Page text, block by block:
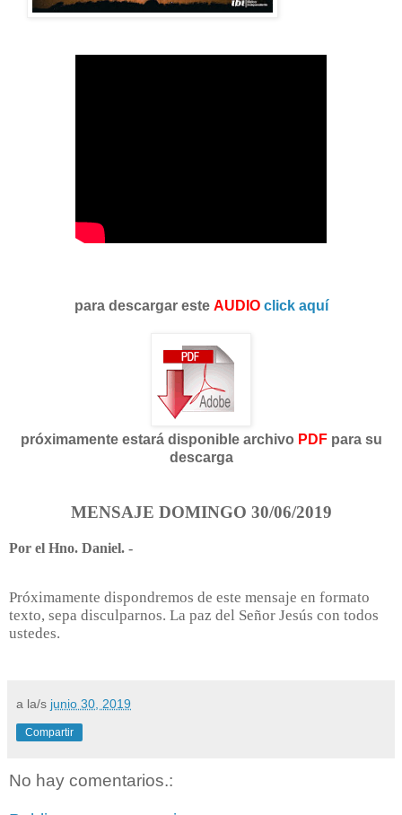
para descargar este AUDIO click aquí
próximamente estará disponible archivo PDFpara su
descarga
MENSAJE DOMINGO 30/06/2019
Por el Hno. Daniel. -
Próximamente dispondremos de este mensaje en formato
texto, sepa disculparnos. La paz del Señor Jesús con todos
ustedes.
a la/s junio 30, 2019
Compartir
No hay comentarios.: